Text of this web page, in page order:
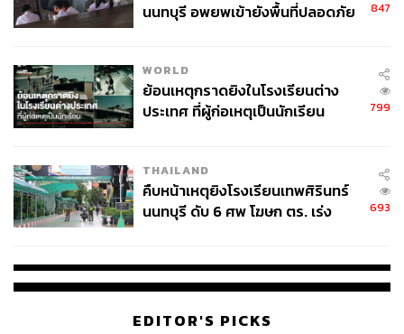
นนทบุรี อพยพเข้ายังพื้นที่ปลอดภัย
847
WORLD
ย้อนเหตุกราดยิงในโรงเรียนต่าง
ประเทศ ที่ผู้ก่อเหตุเป็นนักเรียน
799
THAILAND
คืบหน้าเหตุยิงโรงเรียนเทพศิรินทร์
นนทบุรี ดับ 6 ศพ โฆษก ตร. เร่ง
693
EDITOR'S PICKS